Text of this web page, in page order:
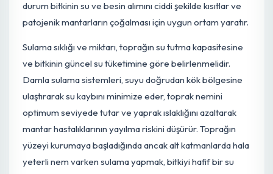
sulama programının dinamik olarak ayarlanması
gerekmektedir. Özellikle kılcal kök sisteminin oksijen
ve gelişimi için toprağın tarla kapasitesinde tutulması
esastır; aşırı sulama kök boğulmasına yol açarak oksijen
yetersizliği ve anaerobik koşulların oluşmasına neden
olur ki bu da kılcal köklerin çürümesiyle sonuçlanır. Bu
durum bitkinin su ve besin alımını ciddi şekilde kısıtlar ve
patojenik mantarların çoğalması için uygun ortam
Sulama sıklığı ve miktarı, toprağın su tutma kapasitesine